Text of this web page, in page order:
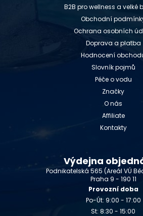
B2B pro wellness a velké
Obchodní
Ochrana osobních
Doprava a platba
Hodnocení
Slovník pojmů
Péče o vodu
Značky
O nás
Affiliate
Kontakty
Výdejna
Podnikatelská 565 (Areál VÚ
Praha 9 - 190 11
Provozní doba
Po-Út: 9:00 - 17:00
St: 8:30 - 15:00